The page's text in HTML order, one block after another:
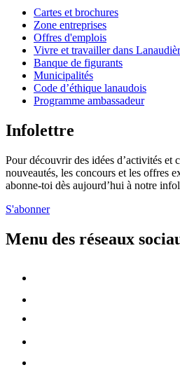
Cartes et brochures
Zone entreprises
Offres d'emplois
Vivre et travailler dans
Banque de figurants
Municipalités
Code d’éthique lanaudois
Programme ambassadeur
Infolettre
Pour découvrir des idées d’activités et
nouveautés, les concours et les offres
abonne-toi dès aujourd’hui à notre
S'abonner
Menu des réseaux